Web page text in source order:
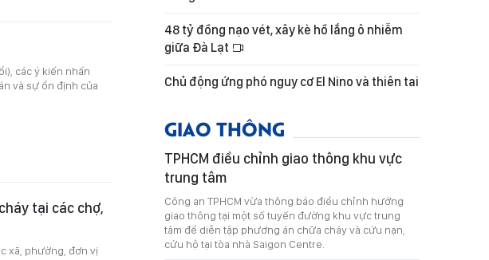
các ý kiến nhấn
và sự ổn định của
tại các chợ,
xã, phường, đơn vị
48 tỷ đồng nạo vét, xây kè hồ lắng ô nhiễm
giữa Đà Lạt
Chủ động ứng phó nguy cơ El Nino và thiên tai
GIAO THÔNG
TPHCM điều chỉnh giao thông khu vực
trung tâm
Công an TPHCM vừa thông báo điều chỉnh hướng
giao thông tại một số tuyến đường khu vực trung
tâm để diễn tập phương án chữa cháy và cứu nạn,
cứu hộ tại tòa nhà Saigon Centre.